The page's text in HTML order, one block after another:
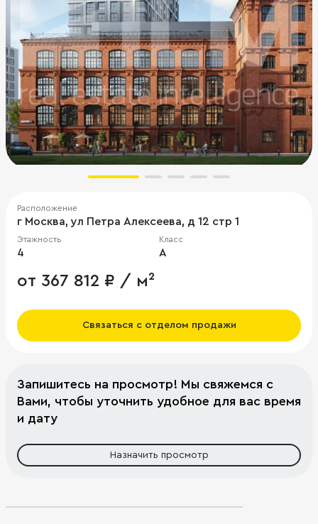
Расположение
г Москва, ул Петра Алексеева, д 12 стр 1
Этажность
4
Класс
A
от 367 812 ₽ / м²
Связаться с отделом продажи
Запишитесь на просмотр! Мы свяжемся с
Вами, чтобы уточнить удобное для вас время
и дату
Назначить просмотр